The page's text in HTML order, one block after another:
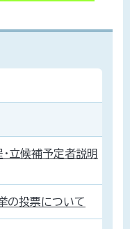
立候補予定者説明
の投票について